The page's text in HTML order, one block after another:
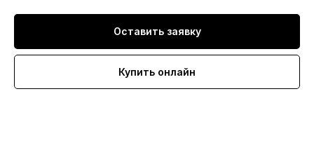
Оставить заявку
Купить онлайн